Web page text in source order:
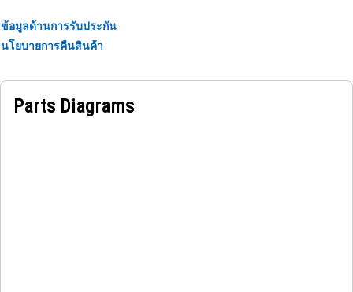
according to their preferences or specific working
conditions. It provides the operator with the ability to
adaptability.
ข้อมูลด้านการรับประกัน
นโยบายการคืนสินค้า
Parts Diagrams